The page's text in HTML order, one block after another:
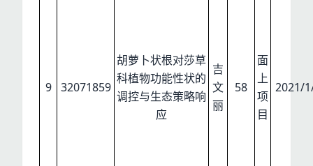
9 32071859
胡萝卜状根对莎草
科植物功能性状的
调控与生态策略响
应
吉
文
丽
58
面
上
项
目
2021/